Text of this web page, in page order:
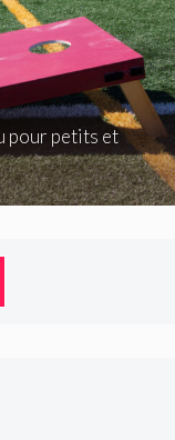
pour petits et